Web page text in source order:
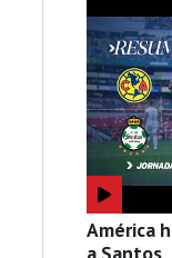
América